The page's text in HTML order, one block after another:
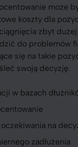
może
koszty dla
zbyt
do problemów
się na takie
swoją decyzję.
w bazach
na
zadłużenia